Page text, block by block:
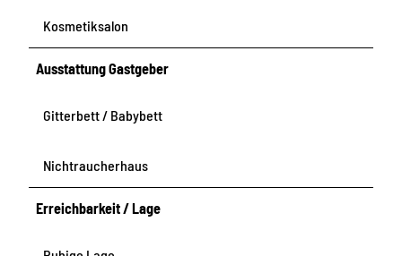
Kosmetiksalon
Ausstattung Gastgeber
Gitterbett / Babybett
Nichtraucherhaus
Erreichbarkeit / Lage